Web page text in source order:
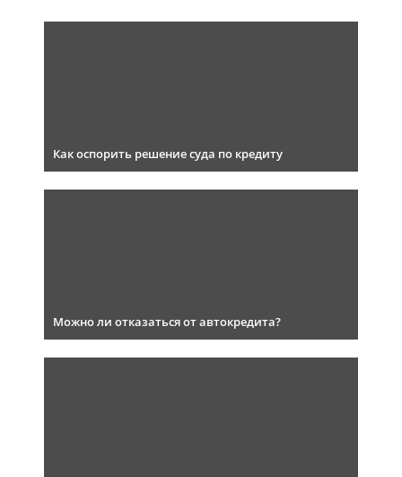
Как оспорить решение суда по кредиту
Можно ли отказаться от автокредита?